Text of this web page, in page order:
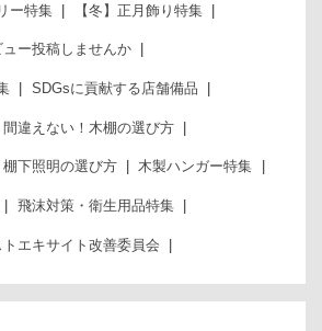
ー特集 【冬】正月飾り特集
ュー投稿しませんか
SDGsに貢献する店舗備品
間違えない！木棚の選び方
棚下照明の選び方 木製ハンガー特集
飛沫対策・衛生用品特集
トエキサイト改善委員会